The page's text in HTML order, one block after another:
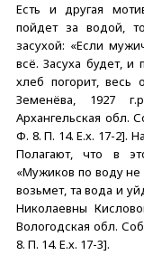
Есть и другая
пойдет за водой,
засухой: «Если
всё. Засуха будет, и
хлеб погорит, весь
Земенёва, 1927
Архангельская обл.
Ф. 8. П. 14. Е.х. 17-2].
Полагают, что в
«Мужиков по воду не
возьмет, та вода и
Николаевны
Вологодская обл.
8. П. 14. Е.х. 17-3].